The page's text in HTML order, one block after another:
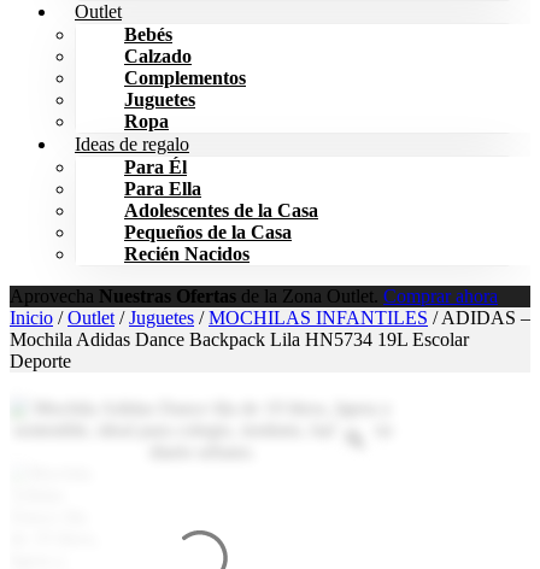
Outlet
Bebés
Calzado
Complementos
Juguetes
Ropa
Ideas de regalo
Para Él
Para Ella
Adolescentes de la Casa
Pequeños de la Casa
Recién Nacidos
Aprovecha Nuestras Ofertas de la Zona Outlet. Comprar ahora
Inicio /Outlet /Juguetes /MOCHILAS INFANTILES / ADIDAS –
Mochila Adidas Dance Backpack Lila HN5734 19L Escolar
Deporte